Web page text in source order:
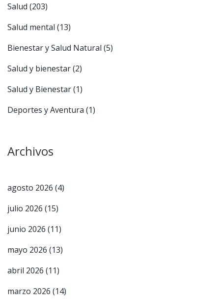
Salud (203)
Salud mental (13)
Bienestar y Salud Natural (5)
Salud y bienestar(2)
Salud y Bienestar(1)
Deportes y Aventura (1)
Archivos
agosto 2026 (4)
julio 2026 (15)
junio 2026 (11)
mayo 2026 (13)
abril 2026 (11)
marzo 2026 (14)